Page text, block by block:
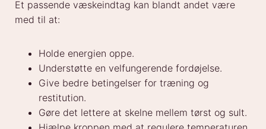
Et passende væskeindtag kan blandt andet være
med til at:
Holde energien oppe.
Understøtte en velfungerende fordøjelse.
Give bedre betingelser for træning og
restitution.
Gøre det lettere at skelne mellem tørst og sult.